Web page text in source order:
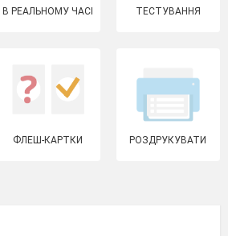
В РЕАЛЬНОМУ ЧАСІ ТЕСТУВАННЯ
ФЛЕШ-КАРТКИ РОЗДРУКУВАТИ